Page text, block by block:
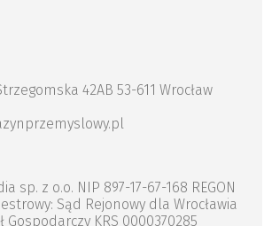
42AB 53-611 Wrocław
sp. z o.o. NIP 897-17-67-168 REGON
Sąd Rejonowy dla Wrocławia
Gospodarczy KRS 0000370285